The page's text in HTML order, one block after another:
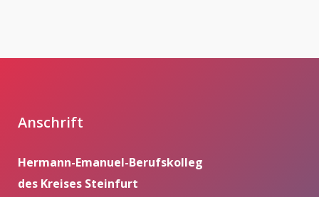
Anschrift
Hermann-Emanuel-Berufskolleg
des Kreises Steinfurt